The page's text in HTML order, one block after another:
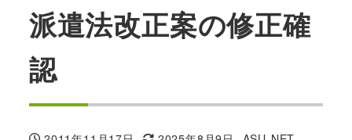
派遣法改正案の修正確
認